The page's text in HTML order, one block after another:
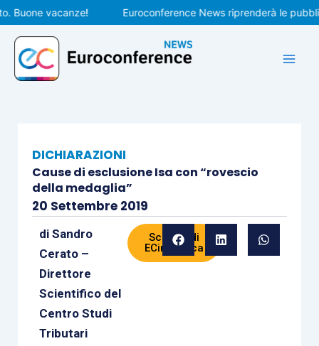
Vai
al
contenuto
vacanze! Euroconference News riprenderà le
DICHIARAZIONI
Cause di esclusione Isa con “rovescio
della medaglia”
20 Settembre 2019
di Sandro
Cerato –
Direttore
Scientifico del
Centro Studi
Tributari
Scheda di
ECinPratica